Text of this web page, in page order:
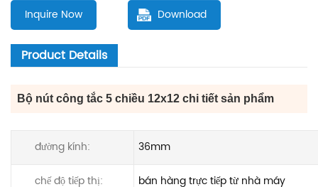
Inquire Now Download
Product Details
Bộ nút công tắc 5 chiều 12x12 chi tiết sản phẩm
đường kính: 36mm
chế độ tiếp thị:
bán hàng trực tiếp từ nhà máy